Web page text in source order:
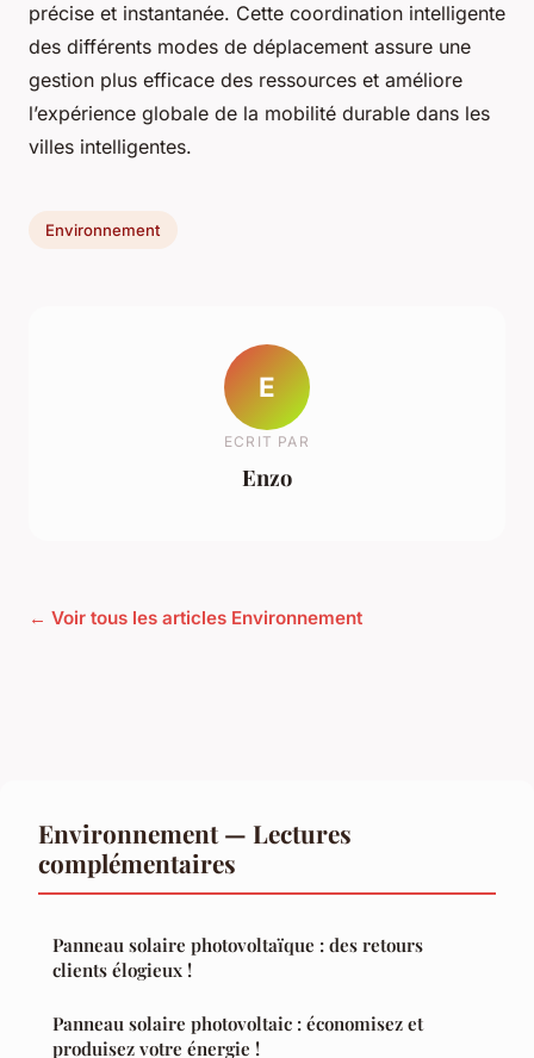
précise et instantanée. Cette coordination intelligente
des différents modes de déplacement assure une
gestion plus efficace des ressources et améliore
l’expérience globale de la mobilité durable dans les
villes intelligentes.
Environnement
E
ECRIT PAR
Enzo
← Voir tous les articles Environnement
Environnement — Lectures
complémentaires
Panneau solaire photovoltaïque : des retours
clients élogieux !
Panneau solaire photovoltaic : économisez et
produisez votre énergie !